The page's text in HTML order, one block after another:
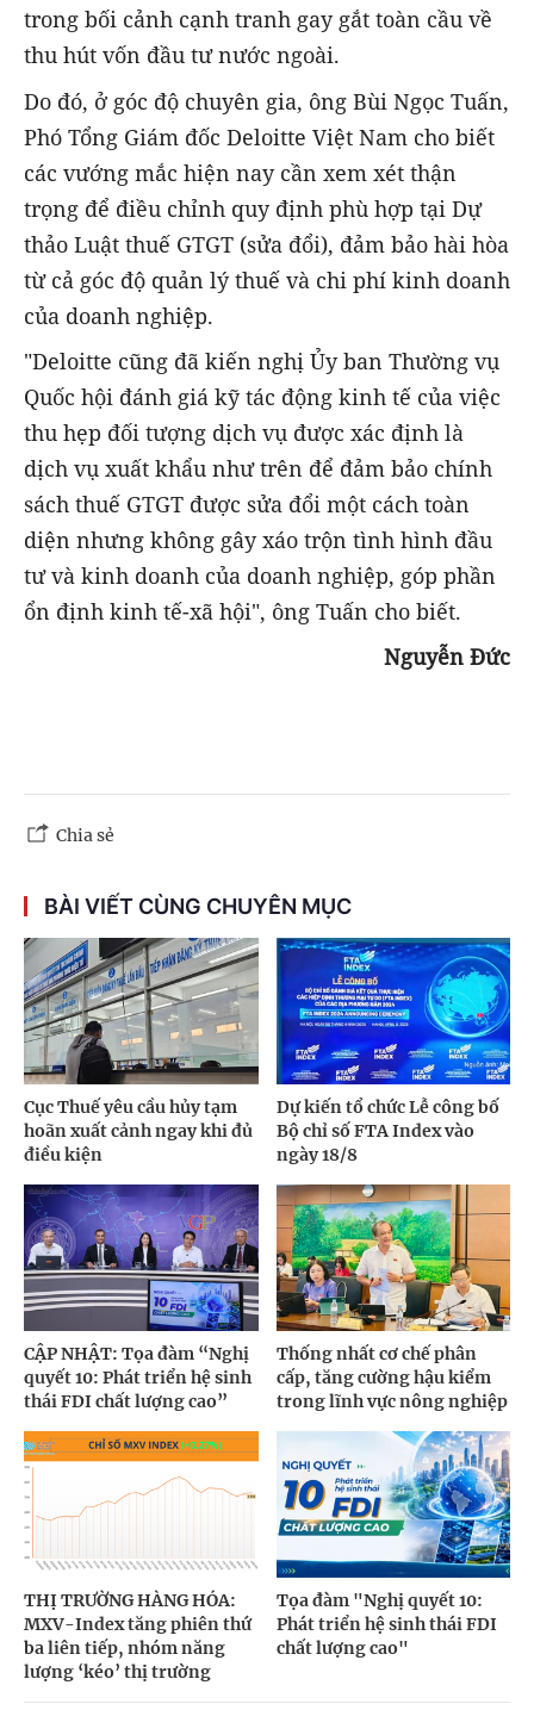
trong bối cảnh cạnh tranh gay gắt toàn cầu về
thu hút vốn đầu tư nước ngoài.
Do đó, ở góc độ chuyên gia, ông Bùi Ngọc Tuấn,
Phó Tổng Giám đốc Deloitte Việt Nam cho biết
các vướng mắc hiện nay cần xem xét thận
trọng để điều chỉnh quy định phù hợp tại Dự
thảo Luật thuế GTGT (sửa đổi), đảm bảo hài hòa
từ cả góc độ quản lý thuế và chi phí kinh doanh
của doanh nghiệp.
"Deloitte cũng đã kiến nghị Ủy ban Thường vụ
Quốc hội đánh giá kỹ tác động kinh tế của việc
thu hẹp đối tượng dịch vụ được xác định là
dịch vụ xuất khẩu như trên để đảm bảo chính
sách thuế GTGT được sửa đổi một cách toàn
diện nhưng không gây xáo trộn tình hình đầu
tư và kinh doanh của doanh nghiệp, góp phần
ổn định kinh tế-xã hội", ông Tuấn cho biết.
Nguyễn Đức
Chia sẻ
BÀI VIẾT CÙNG CHUYÊN MỤC
Cục Thuế yêu cầu hủy tạm
hoãn xuất cảnh ngay khi đủ
điều kiện
Dự kiến tổ chức Lễ công bố
Bộ chỉ số FTA Index vào
ngày 18/8
CẬP NHẬT: Tọa đàm “Nghị
quyết 10: Phát triển hệ sinh
thái FDI chất lượng cao”
Thống nhất cơ chế phân
cấp, tăng cường hậu kiểm
trong lĩnh vực nông nghiệp
THỊ TRƯỜNG HÀNG HÓA:
MXV-Index tăng phiên thứ
ba liên tiếp, nhóm năng
lượng ‘kéo’ thị trường
Tọa đàm "Nghị quyết 10:
Phát triển hệ sinh thái FDI
chất lượng cao"